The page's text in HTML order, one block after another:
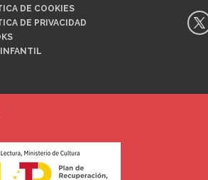
DE COOKIES
DE PRIVACIDAD